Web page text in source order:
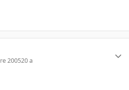
200520 a